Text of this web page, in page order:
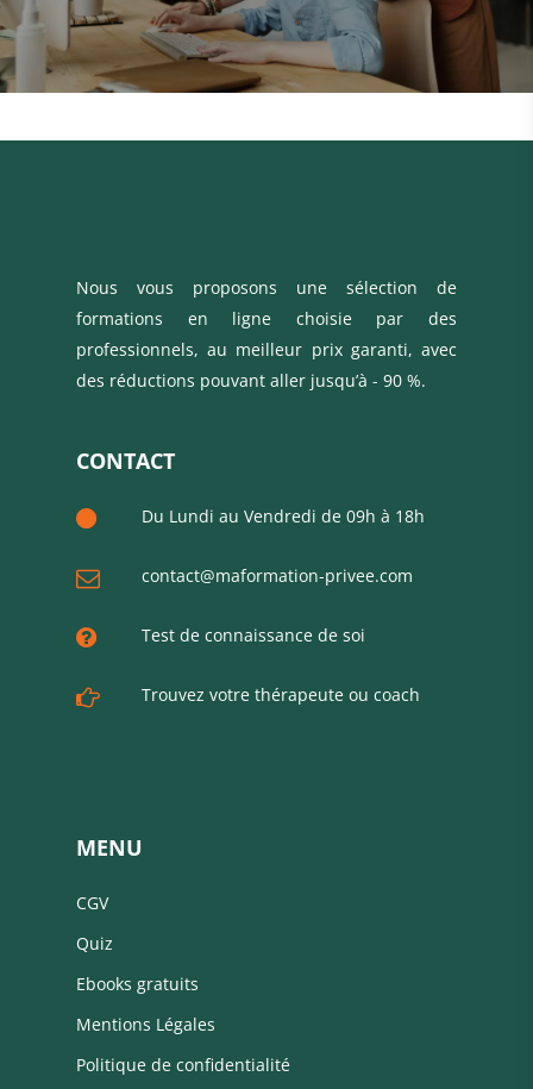
Nous vous proposons une sélection de
formations en ligne choisie par des
professionnels, au meilleur prix garanti, avec
des réductions pouvant aller jusqu’à - 90 %.
CONTACT
Du Lundi au Vendredi de 09h à 18h
contact@maformation-privee.com
Test de connaissance de soi
Trouvez votre thérapeute ou coach
MENU
CGV
Quiz
Ebooks gratuits
Mentions Légales
Politique de confidentialité